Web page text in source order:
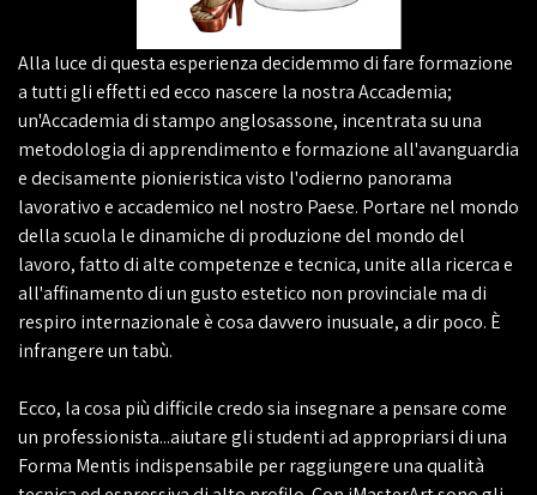
Alla luce di questa esperienza decidemmo di fare formazione
a tutti gli effetti ed ecco nascere la nostra Accademia;
un'Accademia di stampo anglosassone, incentrata su una
metodologia di apprendimento e formazione all'avanguardia
e decisamente pionieristica visto l'odierno panorama
lavorativo e accademico nel nostro Paese. Portare nel mondo
della scuola le dinamiche di produzione del mondo del
lavoro, fatto di alte competenze e tecnica, unite alla ricerca e
all'affinamento di un gusto estetico non provinciale ma di
respiro internazionale è cosa davvero inusuale, a dir poco. È
infrangere un tabù.
Ecco, la cosa più difficile credo sia insegnare a pensare come
un professionista...aiutare gli studenti ad appropriarsi di una
Forma Mentis indispensabile per raggiungere una qualità